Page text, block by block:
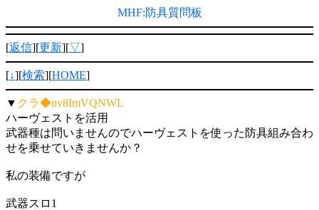
MHF:防具質問板
[返信][更新][▽]
[↓][検索][HOME]
▼ クラ◆nv8ImVQNWL
ハーヴェストを活用
武器種は問いませんのでハーヴェストを使った防具組み合わ
せを乗せていきませんか？
私の装備ですが
武器スロ1